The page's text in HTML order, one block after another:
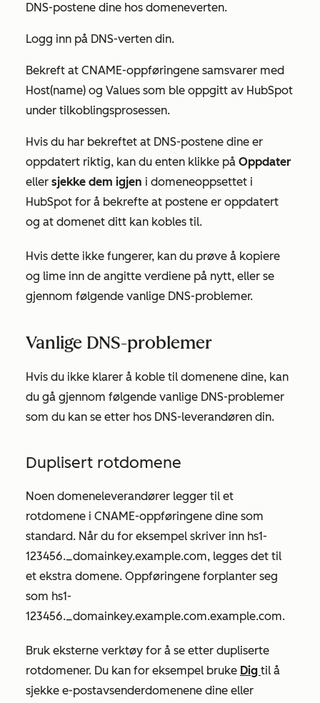
DNS-postene dine hos domeneverten.
Logg inn på DNS-verten din.
Bekreft at CNAME-oppføringene samsvarer med
Host(name) og Values som ble oppgitt av HubSpot
under tilkoblingsprosessen.
Hvis du har bekreftet at DNS-postene dine er
oppdatert riktig, kan du enten klikke på Oppdater
eller sjekke dem igjen i domeneoppsettet i
HubSpot for å bekrefte at postene er oppdatert
og at domenet ditt kan kobles til.
Hvis dette ikke fungerer, kan du prøve å kopiere
og lime inn de angitte verdiene på nytt, eller se
gjennom følgende vanlige DNS-problemer.
Vanlige DNS-problemer
Hvis du ikke klarer å koble til domenene dine, kan
du gå gjennom følgende vanlige DNS-problemer
som du kan se etter hos DNS-leverandøren din.
Duplisert rotdomene
Noen domeneleverandører legger til et
rotdomene i CNAME-oppføringene dine som
standard. Når du for eksempel skriver inn hs1-
123456._domainkey.example.com, legges det til
et ekstra domene. Oppføringene forplanter seg
som hs1-
123456._domainkey.example.com.example.com.
Bruk eksterne verktøy for å se etter dupliserte
rotdomener. Du kan for eksempel bruke Dig til å
sjekke e-postavsenderdomenene dine eller